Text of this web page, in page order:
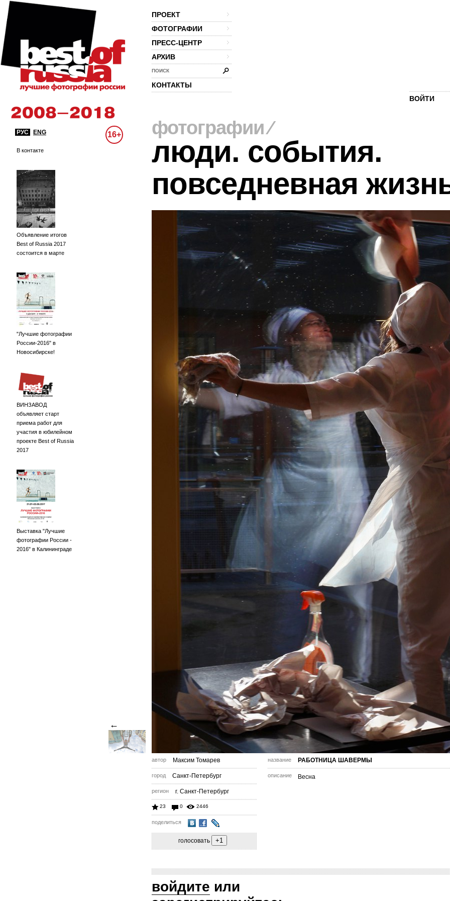
ПРОЕКТ
ФОТОГРАФИИ
ПРЕСС-ЦЕНТР
АРХИВ
ПОИСК
КОНТАКТЫ
ВОЙТИ
РУС ENG 16+
В контакте
Объявление итогов
Best of Russia 2017
состоится в марте
"Лучшие фотографии
России-2016" в
Новосибирске!
ВИНЗАВОД
объявляет старт
приема работ для
участия в юбилейном
проекте Best of Russia
2017
Выставка "Лучшие
фотографии России -
2016" в Калининграде
фотографии⁄
люди. события.
повседневная
←
автор Максим Томарев
город Санкт-Петербург
регион г. Санкт-Петербург
23 0 2446
поделиться
голосовать
название РАБОТНИЦА ШАВЕРМЫ
описание Весна
войдите или